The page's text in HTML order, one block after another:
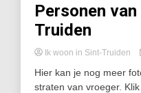
Personen
Truiden
Ik woon in Sint-Truiden
Hier kan je nog meer
straten van vroeger.